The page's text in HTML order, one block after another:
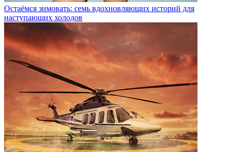
Остаёмся зимовать: семь вдохновляющих историй для
наступающих холодов